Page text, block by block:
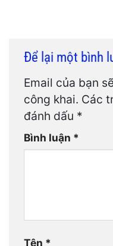
Để lại một bình
Email của bạn
công khai. Các
đánh dấu *
Bình luận *
Tên *